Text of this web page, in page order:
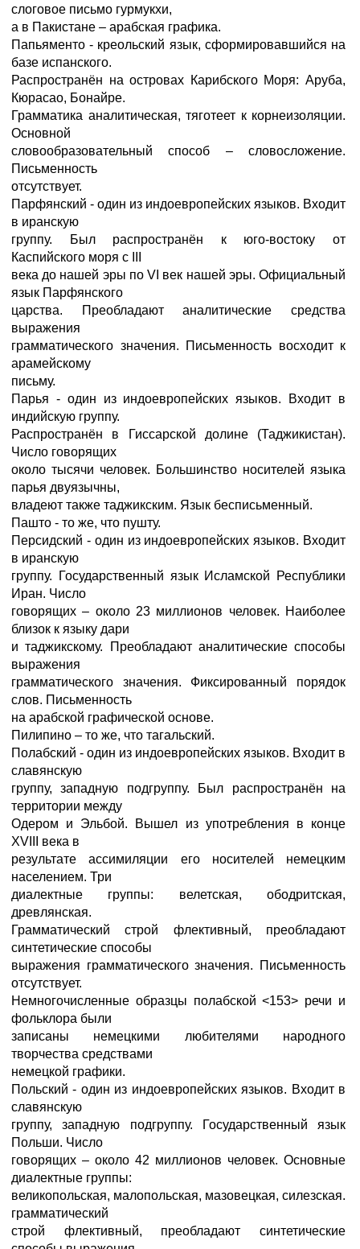
слоговое письмо гурмукхи,
а в Пакистане – арабская графика.
Папьяменто - креольский язык, сформировавшийся на
базе испанского.
Распространён на островах Карибского Моря: Аруба,
Кюрасао, Бонайре.
Грамматика аналитическая, тяготеет к корнеизоляции.
Основной
словообразовательный способ – словосложение.
Письменность
отсутствует.
Парфянский - один из индоевропейских языков. Входит
в иранскую
группу. Был распространён к юго-востоку от
Каспийского моря с III
века до нашей эры по VI век нашей эры. Официальный
язык Парфянского
царства. Преобладают аналитические средства
выражения
грамматического значения. Письменность восходит к
арамейскому
письму.
Парья - один из индоевропейских языков. Входит в
индийскую группу.
Распространён в Гиссарской долине (Таджикистан).
Число говорящих
около тысячи человек. Большинство носителей языка
парья двуязычны,
владеют также таджикским. Язык бесписьменный.
Пашто - то же, что пушту.
Персидский - один из индоевропейских языков. Входит
в иранскую
группу. Государственный язык Исламской Республики
Иран. Число
говорящих – около 23 миллионов человек. Наиболее
близок к языку дари
и таджикскому. Преобладают аналитические способы
выражения
грамматического значения. Фиксированный порядок
слов. Письменность
на арабской графической основе.
Пилипино – то же, что тагальский.
Полабский - один из индоевропейских языков. Входит в
славянскую
группу, западную подгруппу. Был распространён на
территории между
Одером и Эльбой. Вышел из употребления в конце
XVIII века в
результате ассимиляции его носителей немецким
населением. Три
диалектные группы: велетская, ободритская,
древлянская.
Грамматический строй флективный, преобладают
синтетические способы
выражения грамматического значения. Письменность
отсутствует.
Немногочисленные образцы полабской <153> речи и
фольклора были
записаны немецкими любителями народного
творчества средствами
немецкой графики.
Польский - один из индоевропейских языков. Входит в
славянскую
группу, западную подгруппу. Государственный язык
Польши. Число
говорящих – около 42 миллионов человек. Основные
диалектные группы:
великопольская, малопольская, мазовецкая, силезская.
грамматический
строй флективный, преобладают синтетические